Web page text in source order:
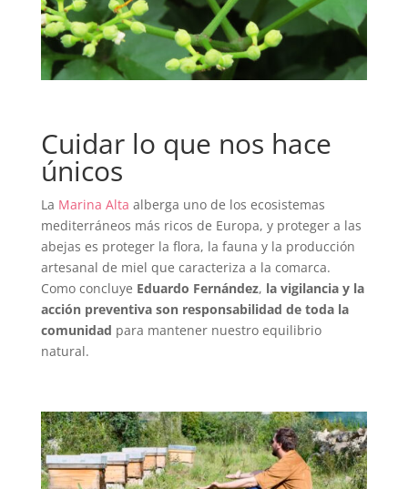
Cuidar lo que nos hace
únicos
La Marina Alta alberga uno de los ecosistemas
mediterráneos más ricos de Europa, y proteger a las
abejas es proteger la flora, la fauna y la producción
artesanal de miel que caracteriza a la comarca.
Como concluye Eduardo Fernández, la vigilancia y la
acción preventiva son responsabilidad de toda la
comunidad para mantener nuestro equilibrio
natural.